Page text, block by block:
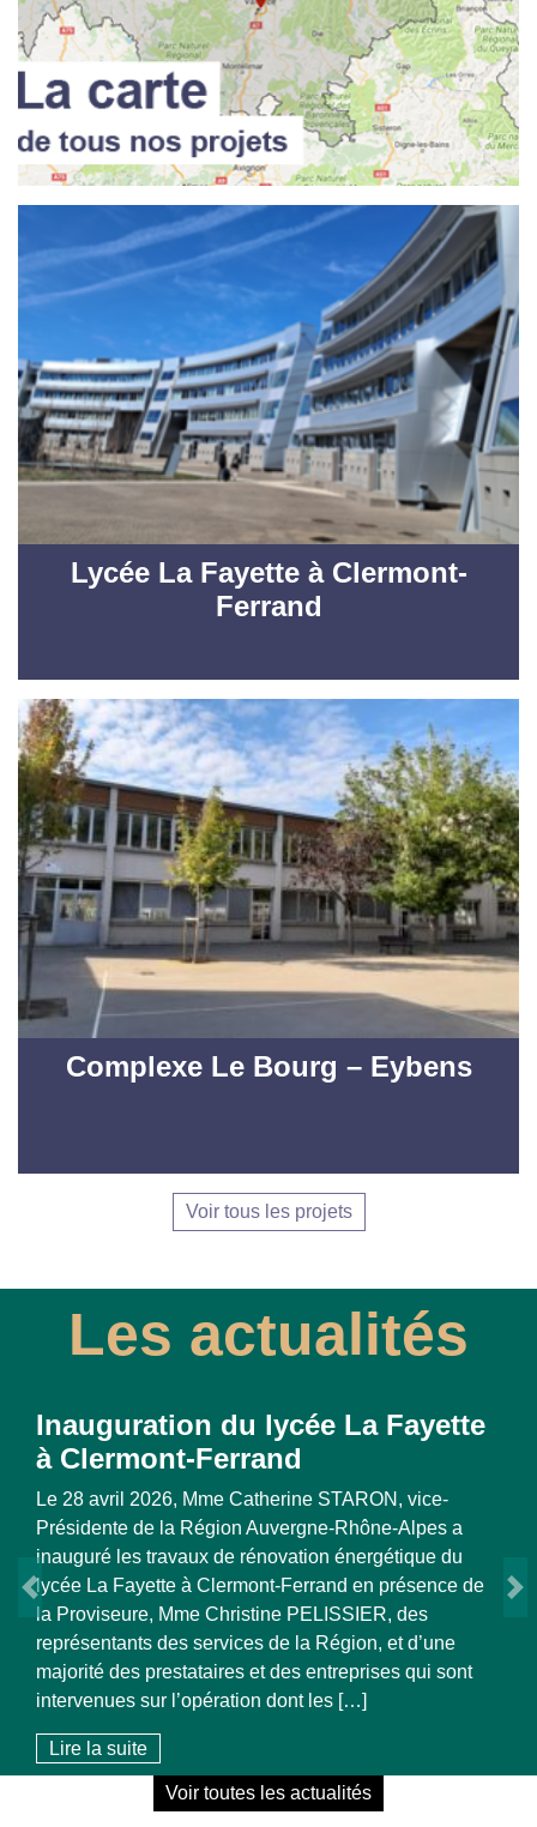
Lycée La Fayette à Clermont-
Ferrand
Complexe Le Bourg – Eybens
Voir tous les projets
Les actualités
a
du
de
sont
La Lettre n°7 de la SPL OSER
Novembre 2025
Lire la suite
Previous
Voir toutes les actualités